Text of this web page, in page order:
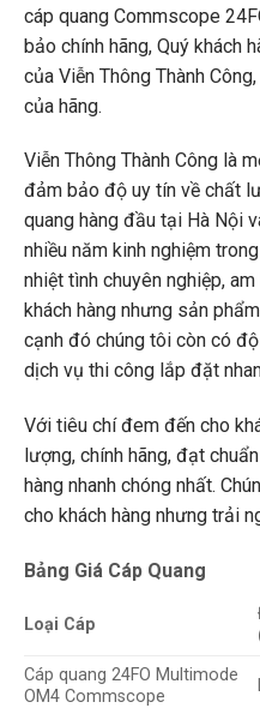
cáp quang Commscope
bảo chính hãng, Quý khách
của Viễn Thông Thành
của hãng.
Viễn Thông Thành Công là
đảm bảo độ uy tín về chất
quang hàng đầu tại Hà Nội
nhiều năm kinh nghiệm
nhiệt tình chuyên nghiệp,
khách hàng nhưng sản
cạnh đó chúng tôi còn có
dịch vụ thi công lắp đặt
Với tiêu chí đem đến cho
lượng, chính hãng, đạt
hàng nhanh chóng nhất.
cho khách hàng nhưng trải
Bảng Giá Cáp Quang
Loại Cáp
Cáp quang 24FO Multimode
OM4 Commscope